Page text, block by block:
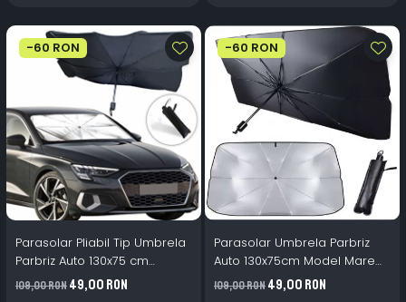
-60 RON
Parasolar Pliabil Tip Umbrela
Parbriz Auto 130x75 cm
Protectie UV
109,00 RON49,00 RON
-60 RON
Parasolar Umbrela Parbriz
Auto 130x75cm Model Mare
SUV VAN
109,00 RON49,00 RON